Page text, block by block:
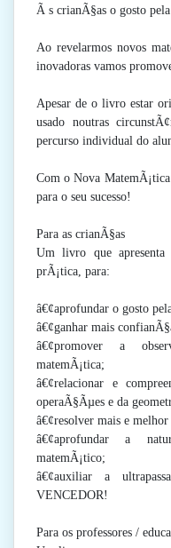
Ã s crianÃ§as o gosto
Ao revelarmos novos
inovadoras vamos
Apesar de o livro estar
usado noutras
percurso individual do
Com o Nova
para o seu sucesso!
Para as crianÃ§as
Um livro que apresenta
prÃ¡tica, para:
â€¢aprofundar o gosto
â€¢ganhar mais
â€¢promover a
matemÃ¡tica;
â€¢relacionar e
operaÃ§Ãµes e da
â€¢resolver mais e
â€¢aprofundar a
matemÃ¡tico;
â€¢auxiliar a
VENCEDOR!
Para os professores /